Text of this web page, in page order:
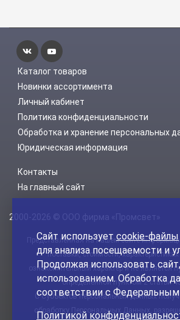
Каталог товаров
Новинки ассортимента
Личный кабинет
Политика конфиденциальности
Обработка и хранение персональных
Юридическая информация
Контакты
На главный сайт
2000-2026 © ООО фирма «Промсвет»
Представленная на нашем сайте
поставки, стоимости,
ознакомительный характер и не является
определенной пунктом 2 статьи
С Субъектов персональных данных
обработку Персональных Данных,
Сайт используетcookie-файлы
для анализа посещаемости и
Продолжая использовать
использованием. Обработка
соответствии с
Политикой